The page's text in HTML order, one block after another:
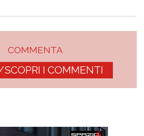
COMMENTA
SCOPRI I COMMENTI